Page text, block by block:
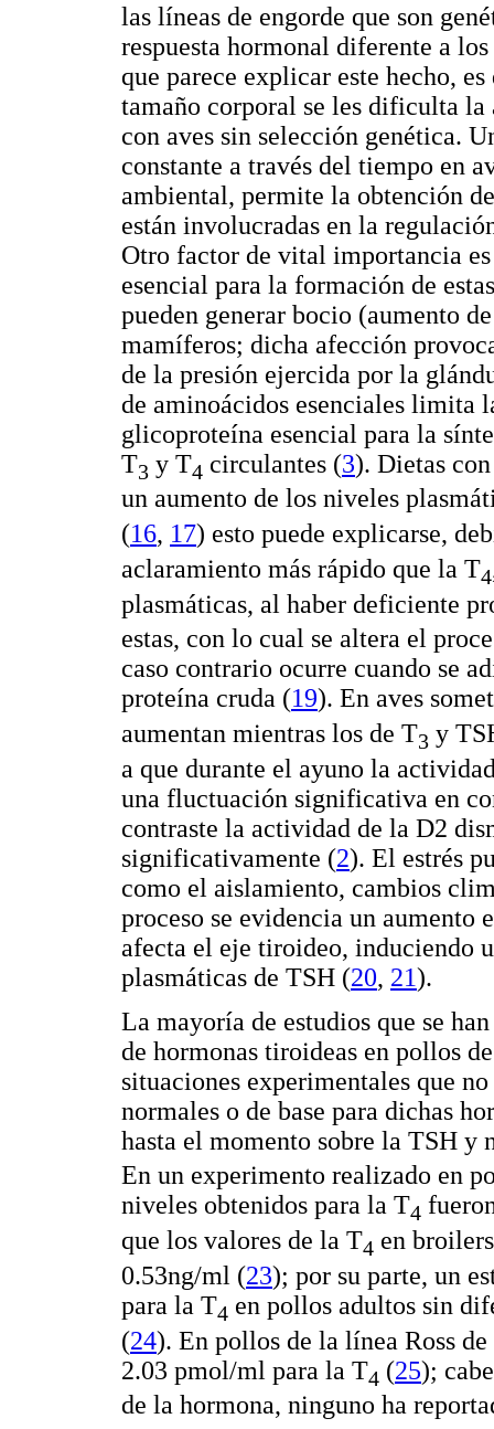
las líneas de engorde que son
respuesta hormonal diferente a
que parece explicar este hecho,
tamaño corporal se les dificulta
con aves sin selección genética.
constante a través del tiempo en
ambiental, permite la obtención
están involucradas en la
Otro factor de vital importancia
esencial para la formación de
pueden generar bocio (aumento
mamíferos; dicha afección
de la presión ejercida por la
de aminoácidos esenciales limita
glicoproteína esencial para la
T3 y T4 circulantes (3). Dietas
un aumento de los niveles
(16, 17) esto puede explicarse,
aclaramiento más rápido que la T4
plasmáticas, al haber deficiente
estas, con lo cual se altera el
caso contrario ocurre cuando se
proteína cruda (19). En aves
aumentan mientras los de T3 y
a que durante el ayuno la
una fluctuación significativa en
contraste la actividad de la D2
significativamente (2). El estrés
como el aislamiento, cambios
proceso se evidencia un aumento
afecta el eje tiroideo, induciendo
plasmáticas de TSH (20, 21).
La mayoría de estudios que se
de hormonas tiroideas en pollos
situaciones experimentales que
normales o de base para dichas
hasta el momento sobre la TSH y
En un experimento realizado en
niveles obtenidos para la T4
que los valores de la T4 en
0.53ng/ml (23); por su parte, un
para la T4 en pollos adultos sin
(24). En pollos de la línea Ross
2.03 pmol/ml para la T4 (25);
de la hormona, ninguno ha